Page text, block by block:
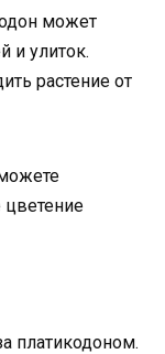
может
и улиток.
растение от
цветение
платикодоном.